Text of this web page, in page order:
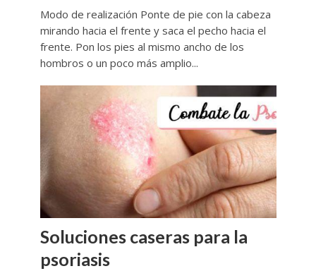
Modo de realización Ponte de pie con la cabeza
mirando hacia el frente y saca el pecho hacia el
frente. Pon los pies al mismo ancho de los
hombros o un poco más amplio...
Soluciones caseras para la
psoriasis